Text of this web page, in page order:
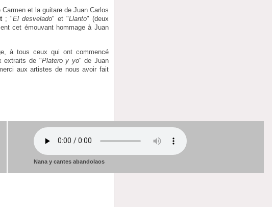
et la guitare de Juan Carlos
; "El desvelado" et "Llanto" (deux
cet émouvant hommage à Juan
à tous ceux qui ont commencé
extraits de "Platero y yo" de Juan
aux artistes de nous avoir fait
Nana y cantes abandolaos